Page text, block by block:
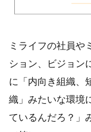
ミライフの社員や
ション、ビジョン
に「内向き組織、
織」みたいな環境
ているんだろ？」